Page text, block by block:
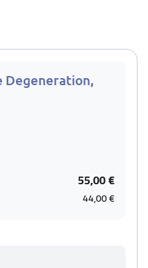
Degeneration,
55,00 €
44,00 €